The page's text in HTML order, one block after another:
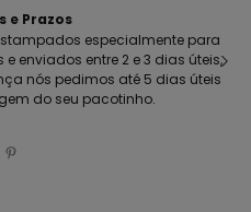
e Prazos
especialmente para
enviados entre 2 e 3 dias úteis,
nós pedimos até 5 dias úteis
do seu pacotinho.